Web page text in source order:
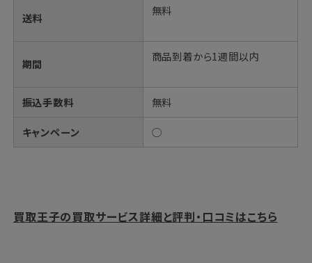
送料
無料
期間
商品到着から1週間以内
振込手数料 無料
キャンペーン ◯
買取王子の買取サービス詳細と評判・口コミはこちら